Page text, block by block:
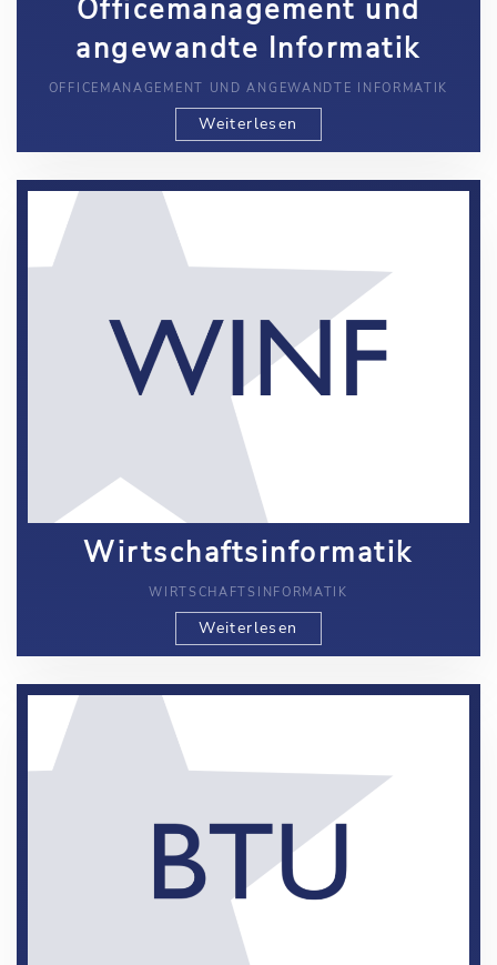
Officemanagement und
angewandte Informatik
OFFICEMANAGEMENT UND ANGEWANDTE INFORMATIK
Weiterlesen
Wirtschaftsinformatik
WIRTSCHAFTSINFORMATIK
Weiterlesen